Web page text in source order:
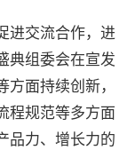
交流合作，进
典组委会在宣发
面持续创新，
程规范等多方面
品力、增长力的